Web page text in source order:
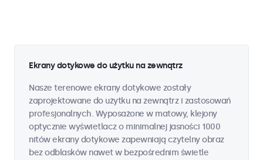
Ekrany dotykowe do użytku na zewnątrz
Nasze terenowe ekrany dotykowe zostały
zaprojektowane do użytku na zewnątrz i zastosowań
profesjonalnych. Wyposażone w matowy, klejony
optycznie wyświetlacz o minimalnej jasności 1000
nitów ekrany dotykowe zapewniają czytelny obraz
bez odblasków nawet w bezpośrednim świetle